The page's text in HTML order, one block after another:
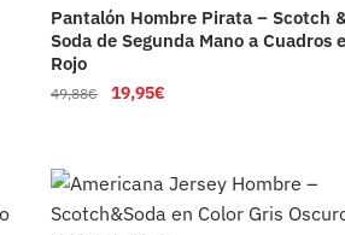
Pantalón Hombre Pirata – Scotch
Soda de Segunda Mano a Cuadros
Rojo
49,88€ 19,95€